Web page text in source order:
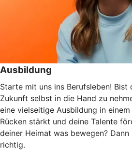
Ausbildung
Starte mit uns ins Berufsleben! Bist
Zukunft selbst in die Hand zu
eine vielseitige Ausbildung in
Rücken stärkt und deine Talente
deiner Heimat was bewegen?
richtig.